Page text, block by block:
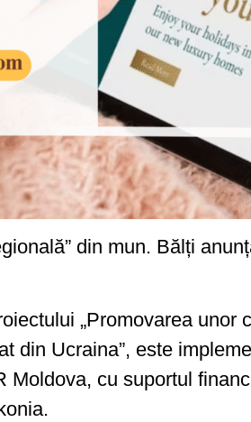
din mun. Bălți
„Promovarea
din Ucraina”, este
Moldova, cu suportul